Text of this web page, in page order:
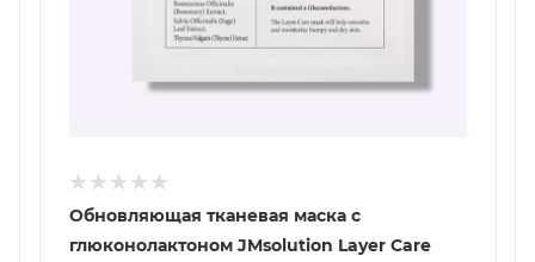
Обновляющая тканевая маска с
глюконолактоном JMsolution Layer Care